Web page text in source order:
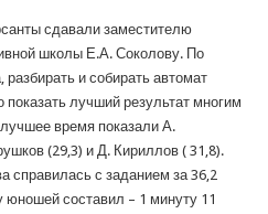
сдавали заместителю
школы Е.А. Соколову. По
и собирать автомат
лучший результат многим
время показали А.
(29,3) и Д. Кириллов ( 31,8).
справилась с заданием за 36,2
юношей составил – 1 минуту 11